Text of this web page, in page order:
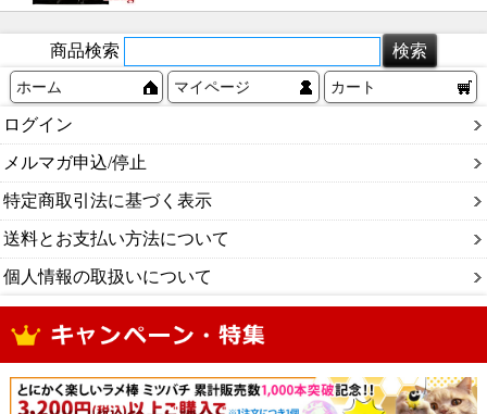
商品検索
ホーム マイページ カート
ログイン
メルマガ申込/停止
特定商取引法に基づく表示
送料とお支払い方法について
個人情報の取扱いについて